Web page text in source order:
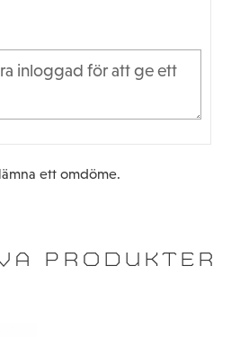
ett omdöme.
PRODUKTER